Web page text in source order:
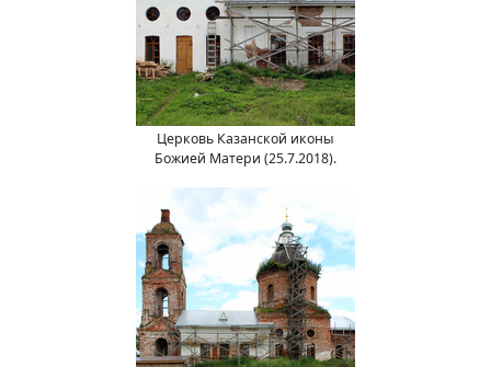
Церковь Казанской иконы
Божией Матери (25.7.2018).